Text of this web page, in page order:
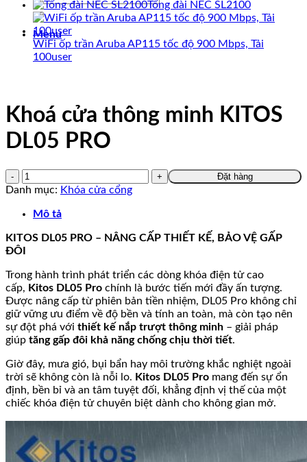
kiếm:
Menu
Tổng đài NEC SL2100
WiFi ốp trần Aruba AP115 tốc độ 900 Mbps, Tải
100user
Khoá cửa thông minh KITOS
DL05 PRO
Đặt hàng
Danh mục: Khóa cửa cổng
Mô tả
KITOS DL05 PRO – NÂNG CẤP THIẾT KẾ, BẢO VỆ GẤP
ĐÔI
Trong hành trình phát triển các dòng khóa điện tử cao
cấp, Kitos DL05 Pro chính là bước tiến mới đầy ấn tượng.
Được nâng cấp từ phiên bản tiền nhiệm, DL05 Pro không chỉ
giữ vững ưu điểm về độ bền và tính an toàn, mà còn tạo nên
sự đột phá với thiết kế nắp trượt thông minh – giải pháp
giúp tăng gấp đôi khả năng chống chịu thời tiết.
Giờ đây, mưa gió, bụi bẩn hay môi trường khắc nghiệt ngoài
trời sẽ không còn là nỗi lo. Kitos DL05 Pro mang đến sự ổn
định, bền bỉ và an tâm tuyệt đối, khẳng định vị thế của một
chiếc khóa điện tử chuyên biệt dành cho không gian mở.